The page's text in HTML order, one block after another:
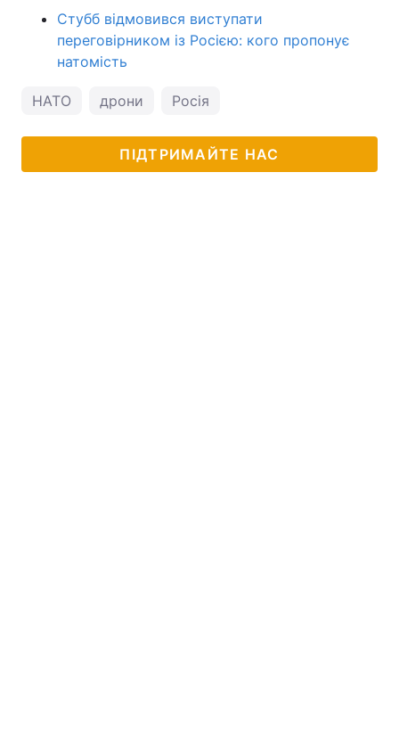
Стубб відмовився виступати
переговірником із Росією: кого пропонує
натомість
НАТО дрони Росія
ПІДТРИМАЙТЕ НАС